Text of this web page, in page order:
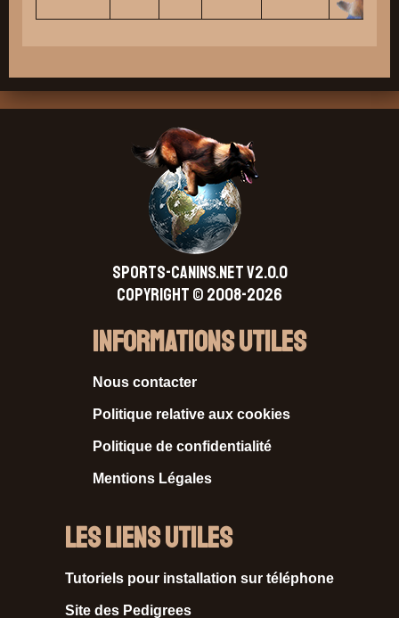
SPORTS-CANINS.NET V2.0.0
Copyright © 2008-2026
Informations Utiles
Nous contacter
Politique relative aux cookies
Politique de confidentialité
Mentions Légales
Les liens utiles
Tutoriels pour installation sur téléphone
Site des Pedigrees